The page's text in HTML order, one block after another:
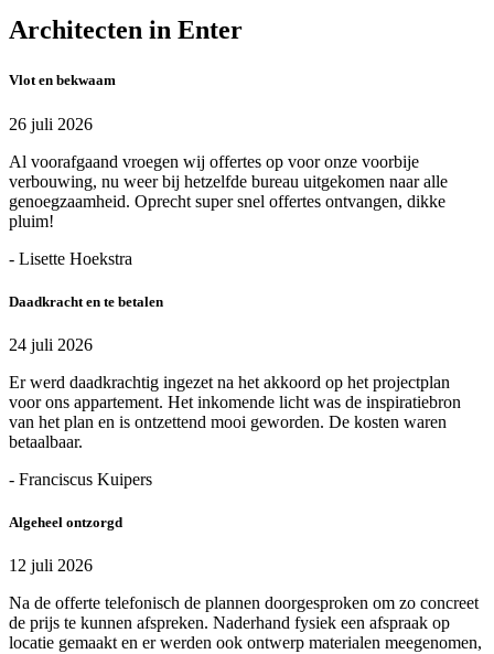
Architecten in Enter
Vlot en bekwaam
26 juli 2026
Al voorafgaand vroegen wij offertes op voor onze voorbije
verbouwing, nu weer bij hetzelfde bureau uitgekomen naar alle
genoegzaamheid. Oprecht super snel offertes ontvangen, dikke
pluim!
- Lisette Hoekstra
Daadkracht en te betalen
24 juli 2026
Er werd daadkrachtig ingezet na het akkoord op het projectplan
voor ons appartement. Het inkomende licht was de inspiratiebron
van het plan en is ontzettend mooi geworden. De kosten waren
betaalbaar.
- Franciscus Kuipers
Algeheel ontzorgd
12 juli 2026
Na de offerte telefonisch de plannen doorgesproken om zo concreet
de prijs te kunnen afspreken. Naderhand fysiek een afspraak op
locatie gemaakt en er werden ook ontwerp materialen meegenomen,